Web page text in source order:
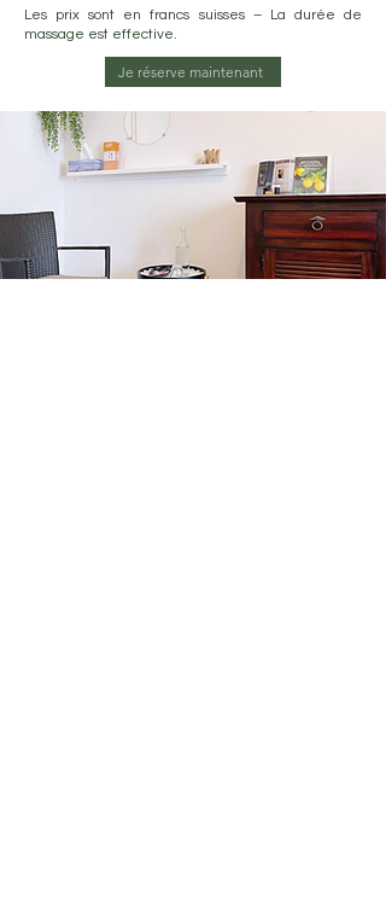
Les prix sont en francs suisses – La durée de
massage est effective.
Je réserve maintenant